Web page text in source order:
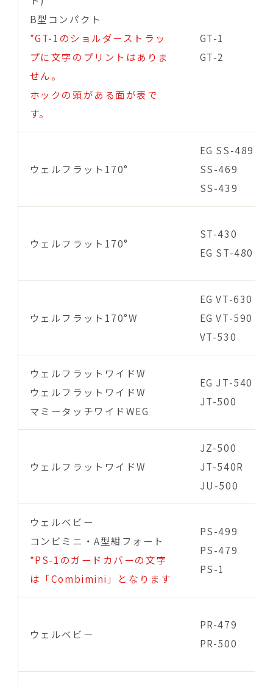
B型コンパクト
*GT-1のショルダーストラッ
プに文字のプリントはありま
せん。
ホックの頭がある面が表で
す。
GT-1
GT-2
ウェルフラット170°
EG SS-489
SS-469
SS-439
ウェルフラット170°
ST-430
EG ST-480
ウェルフラット170°W
EG VT-630
EG VT-590
VT-530
ウェルフラットワイドW
ウェルフラットワイドW
マミータッチワイドWEG
EG JT-540
JT-500
ウェルフラットワイドW
JZ-500
JT-540R
JU-500
ウェルベビー
コンビミニ・A型紺フォート
*PS-1のガードカバーの文字
は「Combimini」となります
PS-499
PS-479
PS-1
ウェルベビー
PR-479
PR-500